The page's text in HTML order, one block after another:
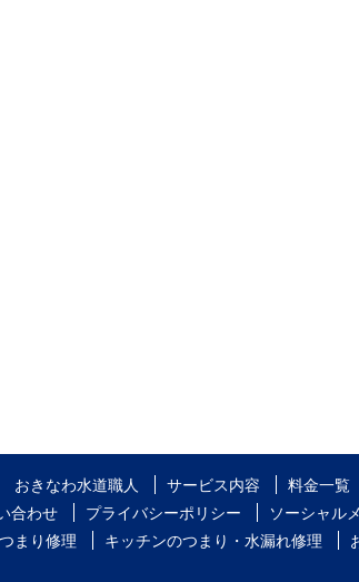
おきなわ水道職人 サービス内容 料金一覧
合わせ プライバシーポリシー
ソーシャル
まり修理
キッチンのつまり・水漏れ修理